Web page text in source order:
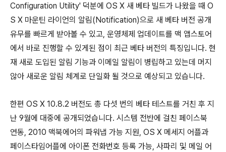
Configuration Utility' 덕분에 OS X 새 베타 빌드가 나왔을 때 O
S X 마운틴 라이언의 알림(Notification)으로 새 베타 버전 공개
유무를 빠르게 받아볼 수 있고, 운영체제 업데이트를 맥 앱스토어
에서 바로 진행할 수 있게된 점이 최근 베타 버전의 특징입니다. 현
재 새로 도입된 알림 기능과 이메일 알림이 병립하고 있는데 머지
않아 새로운 알림 체계로 단일화 될 것으로 예상되고 있습니다.
한편 OS X 10.8.2 버전도 총 다섯 번의 베타 테스트를 거친 후 지
난 9월에 대중에 공개되었습니다. 시스템 전반에 걸친 페이스북
연동, 2010 맥북에어의 파워냅 가능 지원, OS X 메세지 어플과
페이스타임어플에 아이폰 전화번호 등록 가능, 사파리 및 메일 어